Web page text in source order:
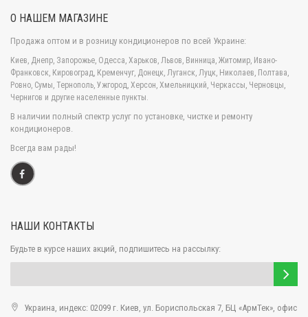
себе массу положительных функций, которые помогут
создать комфорт. Главной особенностью модели стоит
отметить комплектацию инверторным компрессором,
отсутствии пусковых токов, снизить уровень шума, а также
вы получите функциональность при экономном
потреблении электроэнергии.
удаленно, при
О НАШЕМ МАГАЗИНЕ
Продажа оптом и в розницу кондиционеров по всей Украине:
Киев, Днепр, Запорожье, Одесса, Харьков, Львов, Винница, Житомир, Ивано-
Франковск, Кировоград, Кременчуг, Донецк, Луганск, Луцк, Николаев, Полтава,
Ровно, Сумы, Тернополь, Ужгород, Херсон, Хмельницкий, Черкассы, Черновцы,
Чернигов и другие населенные пункты.
В наличии полный спектр услуг по установке, чистке и ремонту
кондиционеров.
Всегда вам рады!
НАШИ КОНТАКТЫ
Будьте в курсе наших акций, подпишитесь на рассылку:
Украина, индекс: 02099 г. Киев, ул. Бориспольская 7, БЦ «АрмТек», офис